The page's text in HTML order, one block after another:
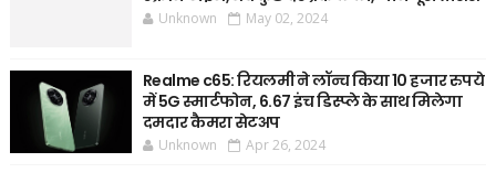
Unknown May 02, 2024
Realme c65: रियलमी ने लॉन्च किया 10 हजार रुपये
में 5G स्मार्टफोन, 6.67 इंच डिस्प्ले के साथ मिलेगा
दमदार कैमरा सेटअप
Unknown Apr 26, 2024